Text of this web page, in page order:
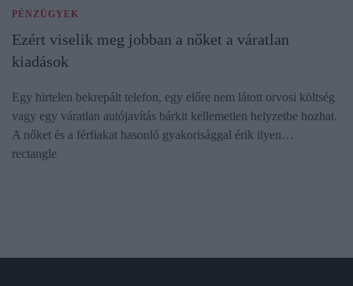
PÉNZÜGYEK
Ezért viselik meg jobban a nőket a váratlan
kiadások
Egy hirtelen bekrepált telefon, egy előre nem látott orvosi költség
vagy egy váratlan autójavítás bárkit kellemetlen helyzetbe hozhat.
A nőket és a férfiakat hasonló gyakorisággal érik ilyen…
rectangle